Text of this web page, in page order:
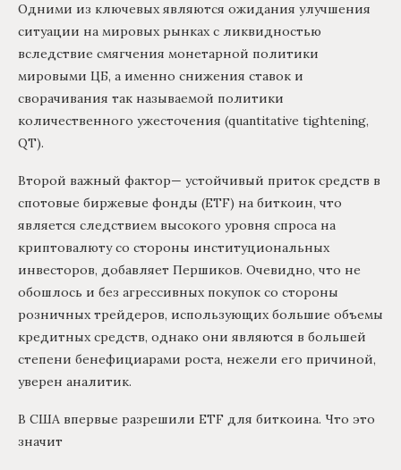
Одними из ключевых являются ожидания улучшения
ситуации на мировых рынках с ликвидностью
вследствие смягчения монетарной политики
мировыми ЦБ, а именно снижения ставок и
сворачивания так называемой политики
количественного ужесточения (quantitative tightening,
QT).
Второй важный фактор— устойчивый приток средств в
спотовые биржевые фонды (ETF) на биткоин, что
является следствием высокого уровня спроса на
криптовалюту со стороны институциональных
инвесторов, добавляет Першиков. Очевидно, что не
обошлось и без агрессивных покупок со стороны
розничных трейдеров, использующих большие объемы
кредитных средств, однако они являются в большей
степени бенефициарами роста, нежели его причиной,
уверен аналитик.
В США впервые разрешили ETF для биткоина. Что это
значит